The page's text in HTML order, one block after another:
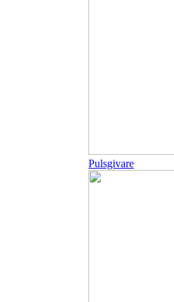
Pulsgivare